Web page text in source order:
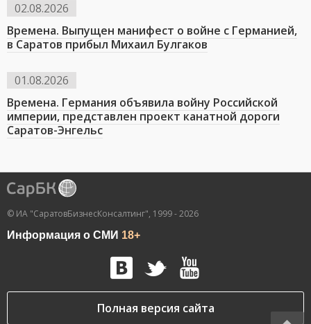
02.08.2026
Времена. Выпущен манифест о войне с Германией,
в Саратов прибыл Михаил Булгаков
01.08.2026
Времена. Германия объявила войну Российской
империи, представлен проект канатной дороги
Саратов-Энгельс
© ИА "СаратовБизнесКонсалтинг", 1999 - 2026
Информация о СМИ 18+
Полная версия сайта